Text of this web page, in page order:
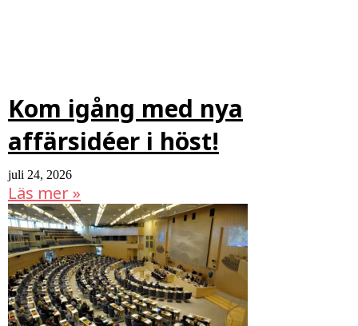
Kom igång med nya
affärsidéer i höst!
juli 24, 2026
Läs mer »